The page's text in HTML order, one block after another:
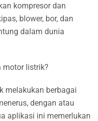
kompresor dan
blower, bor, dan
dalam dunia
motor listrik?
melakukan berbagai
dengan atau
aplikasi ini memerlukan